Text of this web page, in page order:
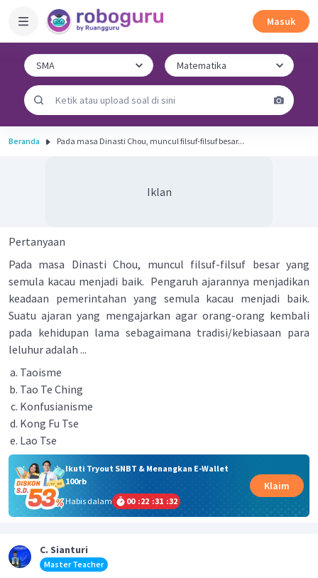
Masuk
Beranda Pada masa Dinasti Chou, muncul filsuf-filsuf besar...
Iklan
Pertanyaan
Pada masa Dinasti Chou, muncul filsuf-filsuf besar yang
semula kacau menjadi baik. Pengaruh ajarannya menjadikan
keadaan pemerintahan yang semula kacau menjadi baik.
Suatu ajaran yang mengajarkan agar orang-orang kembali
pada kehidupan lama sebagaimana tradisi/kebiasaan para
leluhur adalah ...
Taoisme
Tao Te Ching
Konfusianisme
Kong Fu Tse
Lao Tse
Ikuti Tryout SNBT & Menangkan E-Wallet
100rb
Habis dalam
00 :22 :31 :32
Klaim
C. Sianturi
Master Teacher